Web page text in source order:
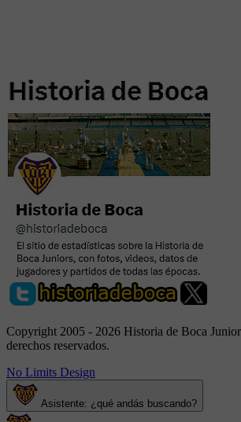
Copyright 2005 - 2026 Historia de Boca
derechos reservados.
No Limits Design
Asistente: ¿qué andás buscando?